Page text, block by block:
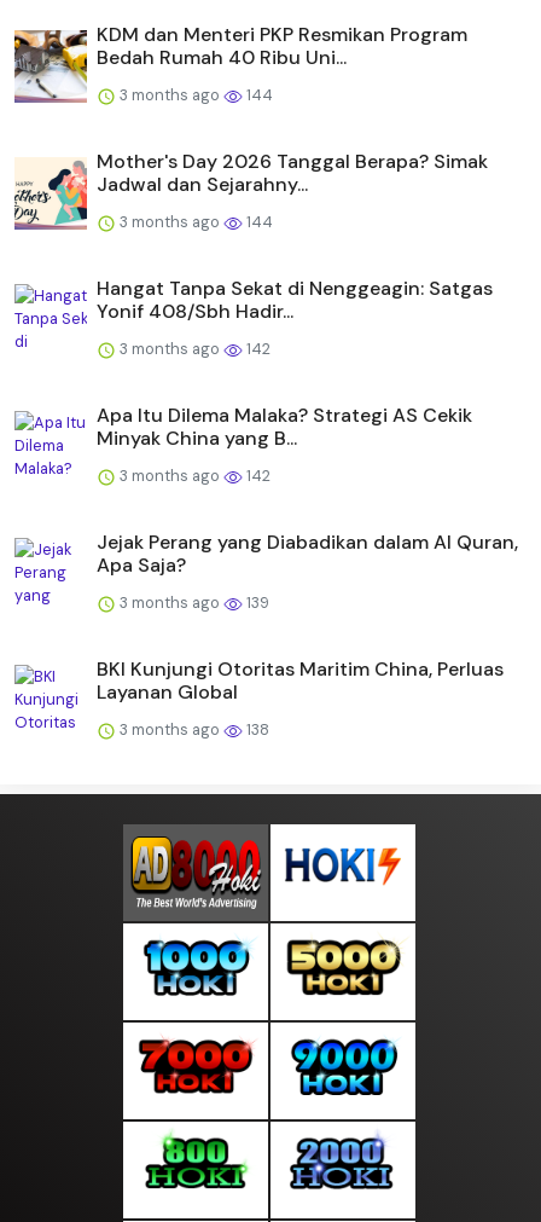
KDM dan Menteri PKP Resmikan Program
Bedah Rumah 40 Ribu Uni...
3 months ago 144
Mother's Day 2026 Tanggal Berapa? Simak
Jadwal dan Sejarahny...
3 months ago 144
Hangat Tanpa Sekat di Nenggeagin: Satgas
Yonif 408/Sbh Hadir...
3 months ago 142
Apa Itu Dilema Malaka? Strategi AS Cekik
Minyak China yang B...
3 months ago 142
Jejak Perang yang Diabadikan dalam Al Quran,
Apa Saja?
3 months ago 139
BKI Kunjungi Otoritas Maritim China, Perluas
Layanan Global
3 months ago 138